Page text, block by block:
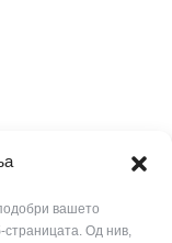
вашето
страницата. Од нив,